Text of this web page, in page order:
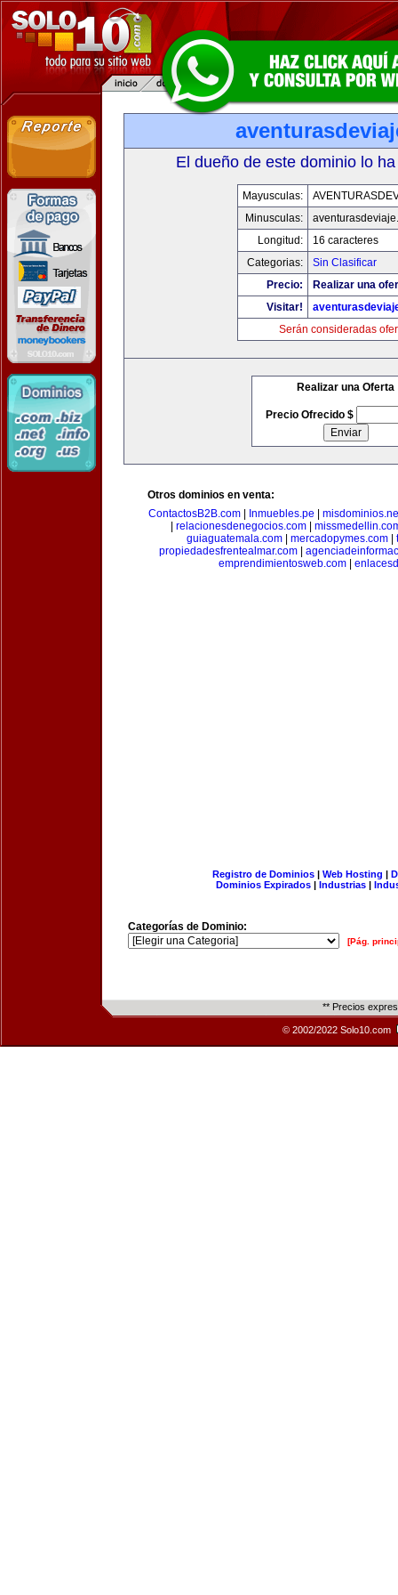
El dueño de este dominio lo
Mayusculas:
Minusculas:
Longitud:
16 caracteres
Categorias:
Sin Clasificar
Precio:
Realizar una
Visitar!
Serán consideradas
Realizar una Oferta
Precio Ofrecido $
Otros dominios en venta:
ContactosB2B.com
Inmuebles.pe
relacionesdenegocios.com|
guiaguatemala.com
mercadopymes.com
propiedadesfrentealmar.com
emprendimientosweb.com
Registro de Dominios| Web Hosting |
Dominios Expirados | Industrias |
Categorías de Dominio:
[Pág.
** Precios
© 2002/2022 Solo10.com